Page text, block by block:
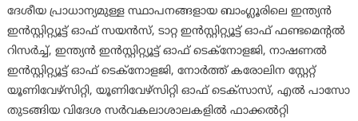
ദേശീയ പ്രാധാന്യമുള്ള സ്ഥാപനങ്ങളായ ബാംഗ്ലൂരിലെ ഇന്ത്യൻ
ഇൻസ്റ്റിറ്റ്യൂട്ട് ഓഫ് സയൻസ്, ടാറ്റ ഇൻസ്റ്റിറ്റ്യൂട്ട് ഓഫ് ഫണ്ടമെന്റൽ
റിസർച്ച്, ഇന്ത്യൻ ഇൻസ്റ്റിറ്റ്യൂട്ട് ഓഫ് ടെക്നോളജി, നാഷണൽ
ഇൻസ്റ്റിറ്റ്യൂട്ട് ഓഫ് ടെക്നോളജി, നോർത്ത് കരോലിന സ്റ്റേറ്റ്
യൂണിവേഴ്സിറ്റി, യൂണിവേഴ്സിറ്റി ഓഫ് ടെക്സാസ്, എൽ പാസോ
തുടങ്ങിയ വിദേശ സർവകലാശാലകളിൽ ഫാക്കൽറ്റി